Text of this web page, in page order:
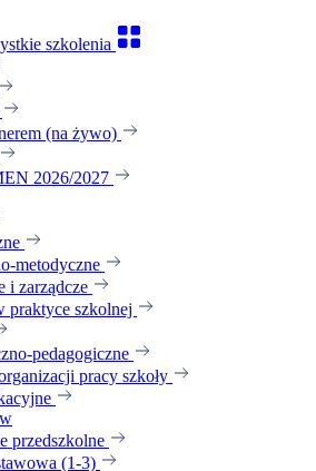
szkolenia
(na żywo)
2026/2027
metodyczne
i zarządcze
praktyce szkolnej
pedagogiczne
pracy szkoły
przedszkolne
(1-3)